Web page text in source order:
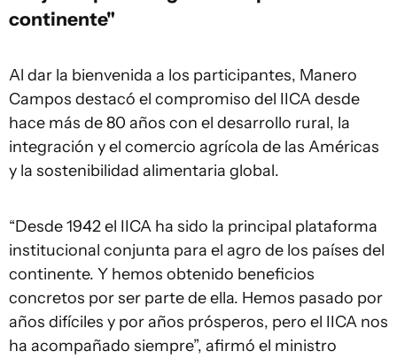
continente"
Al dar la bienvenida a los participantes, Manero
Campos destacó el compromiso del IICA desde
hace más de 80 años con el desarrollo rural, la
integración y el comercio agrícola de las Américas
y la sostenibilidad alimentaria global.
“Desde 1942 el IICA ha sido la principal plataforma
institucional conjunta para el agro de los países del
continente. Y hemos obtenido beneficios
concretos por ser parte de ella. Hemos pasado por
años difíciles y por años prósperos, pero el IICA nos
ha acompañado siempre”, afirmó el ministro